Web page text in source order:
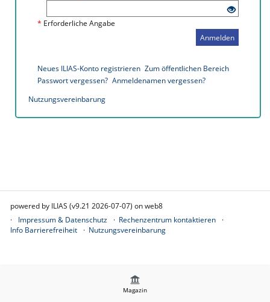
Magazin
* Erforderliche Angabe
Anmelden
Neues ILIAS-Konto registrieren Zum öffentlichen Bereich
Passwort vergessen? Anmeldenamen vergessen?
Nutzungsvereinbarung
powered by ILIAS (v9.21 2026-07-07) on web8
Impressum & Datenschutz
Rechenzentrum kontaktieren
Info Barrierefreiheit
Nutzungsvereinbarung